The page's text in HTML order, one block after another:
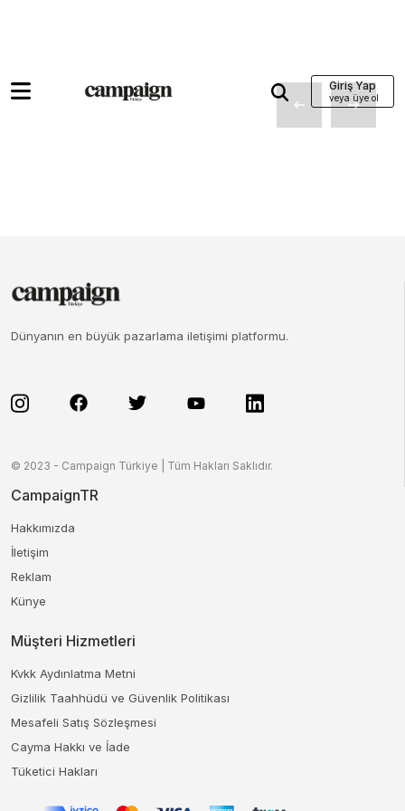
Giriş Yap
Dünyanın en büyük pazarlama iletişimi platformu.
© 2023 - Campaign Türkiye | Tüm Hakları Saklıdır.
CampaignTR
Hakkımızda
İletişim
Reklam
Künye
Müşteri Hizmetleri
Kvkk Aydınlatma Metni
Gizlilik Taahhüdü ve Güvenlik Politikası
Mesafeli Satış Sözleşmesi
Cayma Hakkı ve İade
Tüketici Hakları